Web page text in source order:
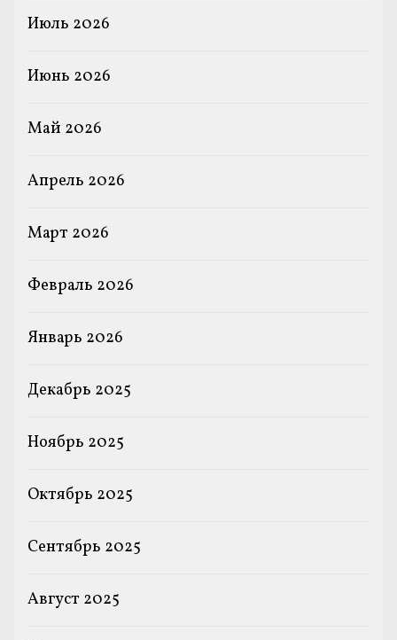
Июль 2026
Июнь 2026
Май 2026
Апрель 2026
Март 2026
Февраль 2026
Январь 2026
Декабрь 2025
Ноябрь 2025
Октябрь 2025
Сентябрь 2025
Август 2025